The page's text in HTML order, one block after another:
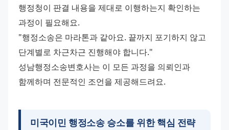
행정청이 판결 내용을 제대로 이행하는지 확인하는
과정이 필요해요.
"행정소송은 마라톤과 같아요. 끝까지 포기하지 않고
단계별로 차근차근 진행해야 합니다."
성남행정소송변호사는 이 모든 과정을 의뢰인과
함께하며 전문적인 조언을 제공해드려요.
미국이민 행정소송 승소를 위한 핵심 전략